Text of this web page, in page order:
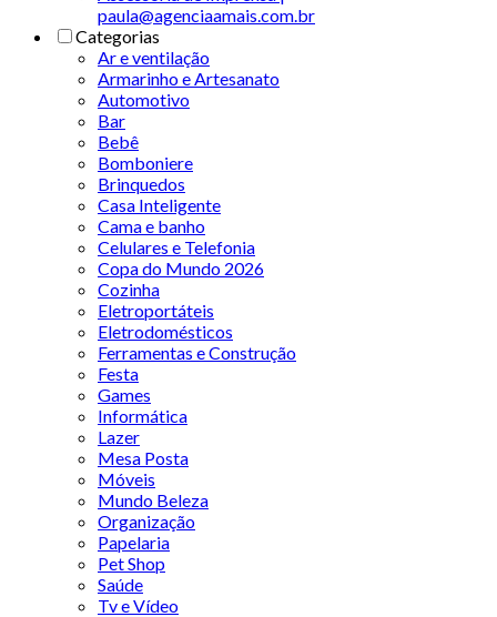
paula@agenciaamais.com.br
Categorias
Ar e ventilação
Armarinho e Artesanato
Automotivo
Bar
Bebê
Bomboniere
Brinquedos
Casa Inteligente
Cama e banho
Celulares e Telefonia
Copa do Mundo 2026
Cozinha
Eletroportáteis
Eletrodomésticos
Ferramentas e Construção
Festa
Games
Informática
Lazer
Mesa Posta
Móveis
Mundo Beleza
Organização
Papelaria
Pet Shop
Saúde
Tv e Vídeo